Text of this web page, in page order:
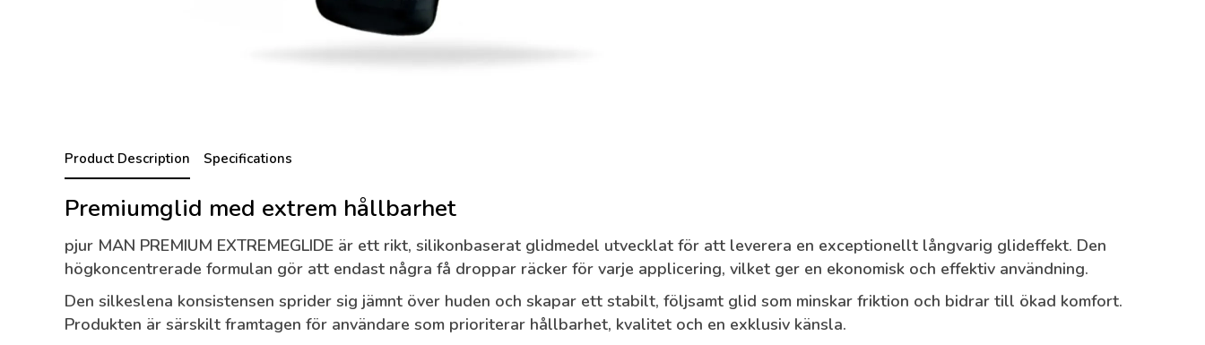
Product Description Specifications
Premiumglid med extrem hållbarhet
pjur MAN PREMIUM EXTREMEGLIDE är ett rikt, silikonbaserat glidmedel utvecklat för att leverera en exceptionellt långvarig glideffekt. Den
högkoncentrerade formulan gör att endast några få droppar räcker för varje applicering, vilket ger en ekonomisk och effektiv användning.
Den silkeslena konsistensen sprider sig jämnt över huden och skapar ett stabilt, följsamt glid som minskar friktion och bidrar till ökad komfort.
Produkten är särskilt framtagen för användare som prioriterar hållbarhet, kvalitet och en exklusiv känsla.